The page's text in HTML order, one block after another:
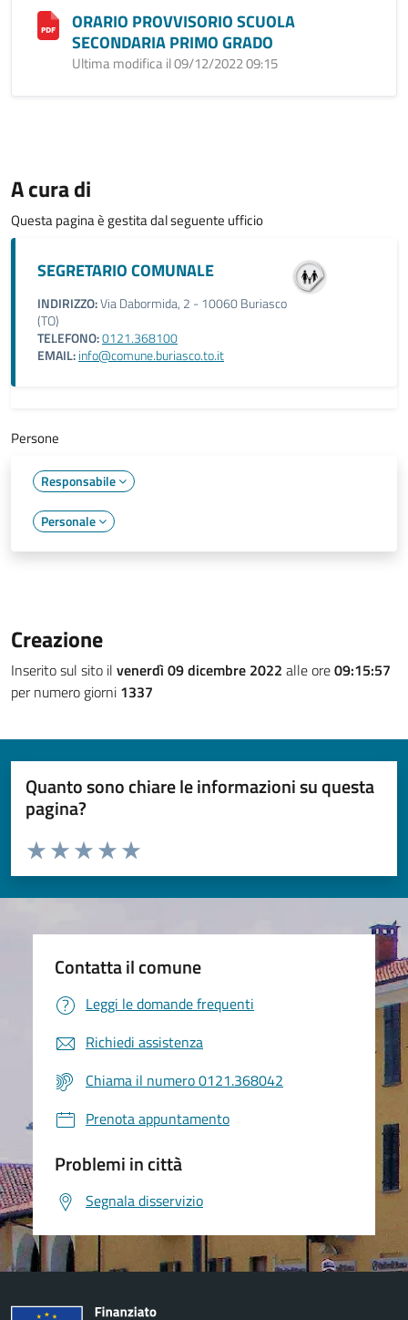
ORARIO PROVVISORIO SCUOLA
SECONDARIA PRIMO GRADO
Ultima modifica il 09/12/2022 09:15
A cura di
Questa pagina è gestita dal seguente ufficio
SEGRETARIO COMUNALE
INDIRIZZO:Via Dabormida, 2 - 10060 Buriasco
(TO)
TELEFONO:0121.368100
EMAIL:info@comune.buriasco.to.it
Persone
Responsabile
Personale
Creazione
Inserito sul sito il venerdì 09 dicembre 2022 alle ore09:15:57
per numero giorni 1337
Quanto sono chiare le informazioni su questa
pagina?
Valuta da 1 a 5 stelle la pagina
Valuta 5 stelle su 5
Valuta 4 stelle su 5
Valuta 3 stelle su 5
Valuta 2 stelle su 5
Valuta 1 stelle su 5
Contatta il comune
Leggi le domande frequenti
Richiedi assistenza
Chiama il numero 0121.368042
Prenota appuntamento
Problemi in città
Segnala disservizio